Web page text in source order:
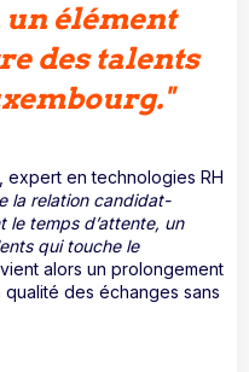
un élément
des talents
, expert en technologies RH
la relation candidat-
le temps d’attente, un
qui touche le
alors un prolongement
des échanges sans